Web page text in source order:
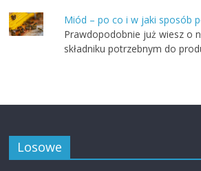
Miód – po co i w jaki sposób
Prawdopodobnie już wiesz o
składniku potrzebnym do
Losowe